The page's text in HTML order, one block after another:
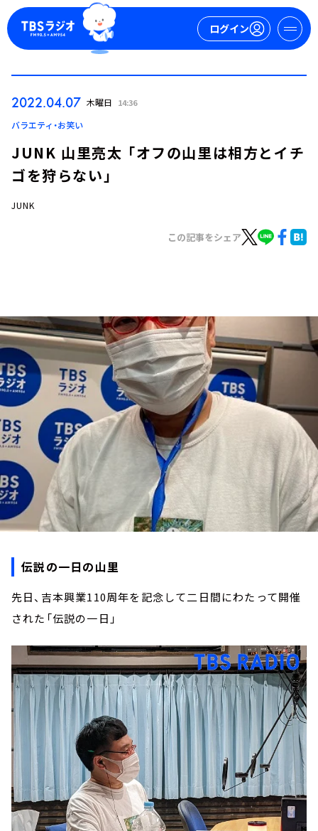
ログイン
ログイン
お知らせ
イベント・グッズ
YouTube
会社情報
2022.04.07 木曜日 14:36
バラエティ・お笑い
JUNK 山里亮太 「オフの山里は相方とイチ
ゴを狩らない」
JUNK
この記事をシェア
伝説の一日の山里
先日、吉本興業110周年を記念して二日間にわたって開催
された「伝説の一日」